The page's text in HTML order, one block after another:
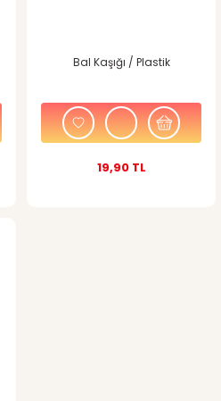
Bal Kaşığı / Plastik
19,90 TL